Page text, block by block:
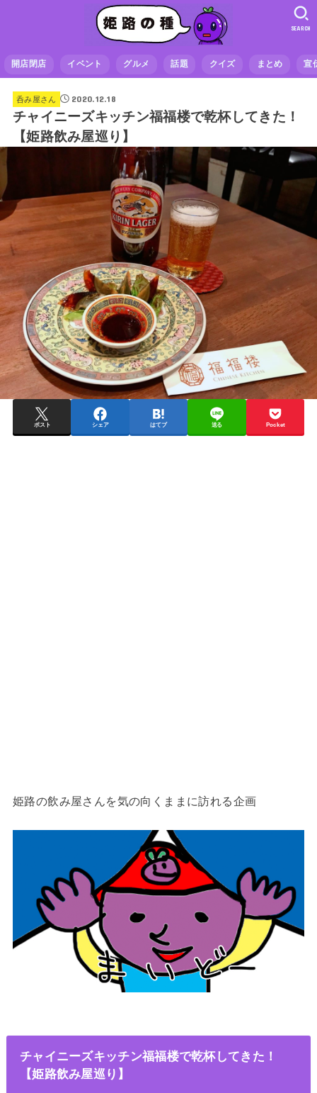
開店閉店 イベント グルメ 話題 クイズ まとめ 宣
SEARCH
呑み屋さん 2020.12.18
チャイニーズキッチン福福楼で乾杯してきた！
【姫路飲み屋巡り】
ポスト シェア はてブ 送る Pocket
姫路の飲み屋さんを気の向くままに訪れる企画
チャイニーズキッチン福福楼で乾杯してきた！
【姫路飲み屋巡り】